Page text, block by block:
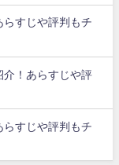
らすじや評判もチ
介！あらすじや評
らすじや評判もチ